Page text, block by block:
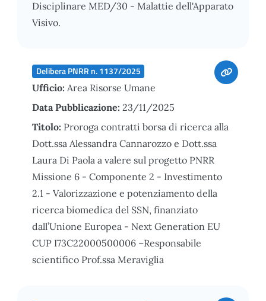
Disciplinare MED/30 - Malattie dell'Apparato
Visivo.
Delibera PNRR n. 1137/2025
Ufficio: Area Risorse Umane
Data Pubblicazione: 23/11/2025
Titolo: Proroga contratti borsa di ricerca alla
Dott.ssa Alessandra Cannarozzo e Dott.ssa
Laura Di Paola a valere sul progetto PNRR
Missione 6 - Componente 2 - Investimento
2.1 - Valorizzazione e potenziamento della
ricerca biomedica del SSN, finanziato
dall’Unione Europea - Next Generation EU
CUP I73C22000500006 –Responsabile
scientifico Prof.ssa Meraviglia